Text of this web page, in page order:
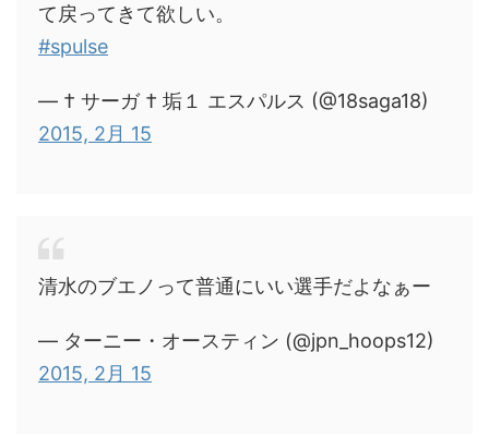
て戻ってきて欲しい。
#spulse
— † サーガ † 垢１ エスパルス (@18saga18)
2015, 2月 15
清水のブエノって普通にいい選手だよなぁー
— ターニー・オースティン (@jpn_hoops12)
2015, 2月 15